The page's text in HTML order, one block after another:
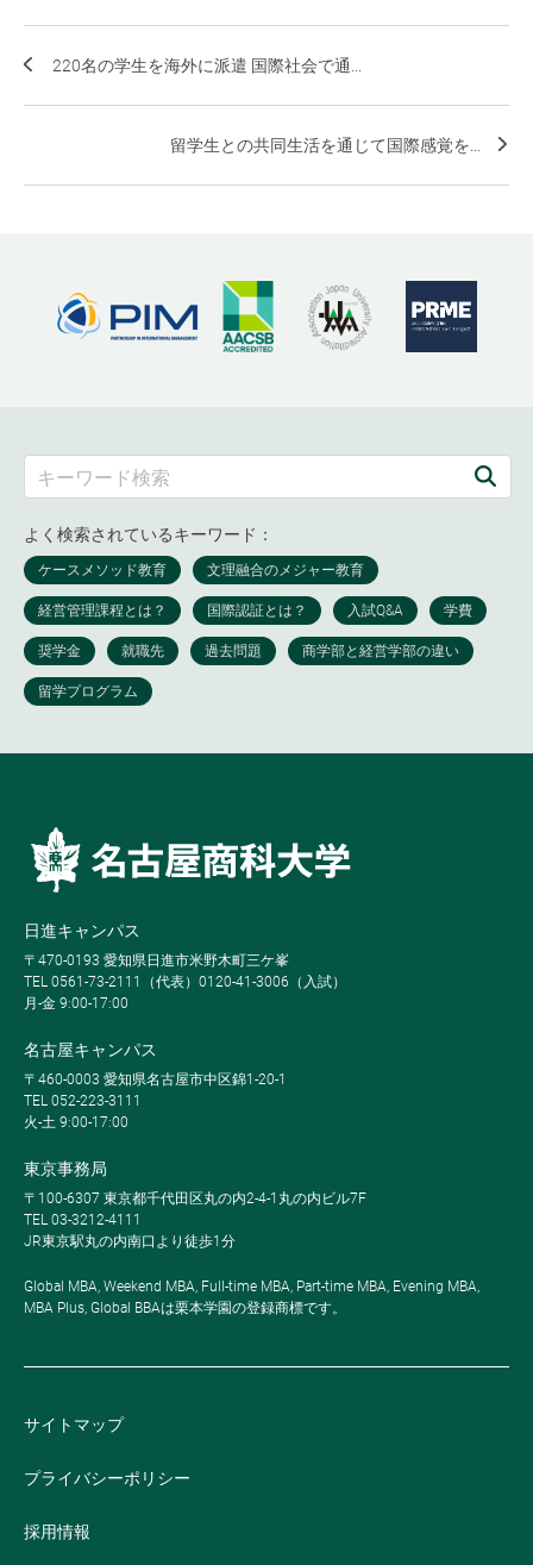
220名の学生を海外に派遣 国際社会で通...
留学生との共同生活を通じて国際感覚を...
よく検索されているキーワード：
日進キャンパス
〒470-0193 愛知県日進市米野木町三ケ峯
TEL 0561-73-2111（代表）0120-41-3006（入試）
月-金 9:00-17:00
名古屋キャンパス
〒460-0003 愛知県名古屋市中区錦1-20-1
TEL 052-223-3111
火-土 9:00-17:00
東京事務局
〒100-6307 東京都千代田区丸の内2-4-1丸の内ビル7F
TEL 03-3212-4111
JR東京駅丸の内南口より徒歩1分
Global MBA, Weekend MBA, Full-time MBA, Part-time MBA, Evening MBA,
MBA Plus, Global BBAは栗本学園の登録商標です。
サイトマップ
プライバシーポリシー
採用情報